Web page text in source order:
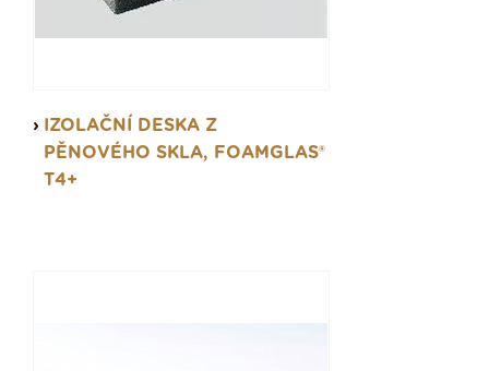
IZOLAČNÍ DESKA Z
PĚNOVÉHO SKLA, FOAMGLAS®
T4+